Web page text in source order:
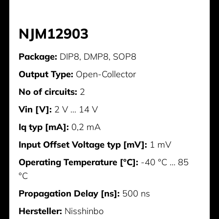
NJM12903
Package: DIP8, DMP8, SOP8
Output Type: Open-Collector
No of circuits: 2
Vin [V]: 2 V ... 14 V
Iq typ [mA]: 0,2 mA
Input Offset Voltage typ [mV]: 1 mV
Operating Temperature [°C]: -40 °C ... 85
°C
Propagation Delay [ns]: 500 ns
Hersteller: Nisshinbo